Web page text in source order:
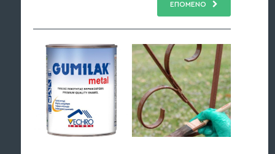
ΕΠΟΜΕΝΟ